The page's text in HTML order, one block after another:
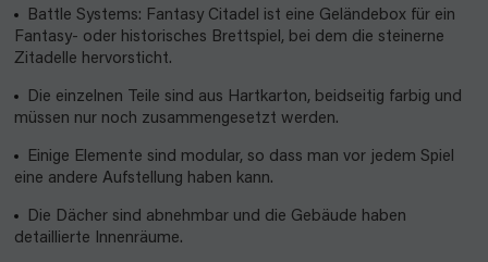
Battle Systems: Fantasy Citadel ist eine Geländebox für ein
Fantasy- oder historisches Brettspiel, bei dem die steinerne
Zitadelle hervorsticht.
Die einzelnen Teile sind aus Hartkarton, beidseitig farbig und
müssen nur noch zusammengesetzt werden.
Einige Elemente sind modular, so dass man vor jedem Spiel
eine andere Aufstellung haben kann.
Die Dächer sind abnehmbar und die Gebäude haben
detaillierte Innenräume.